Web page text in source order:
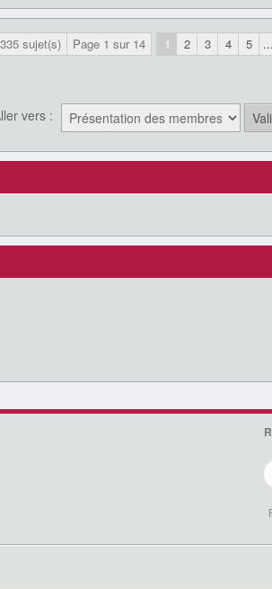
335 sujet(s) Page 1 sur 14 1 2 3 4 5 ...
vers :